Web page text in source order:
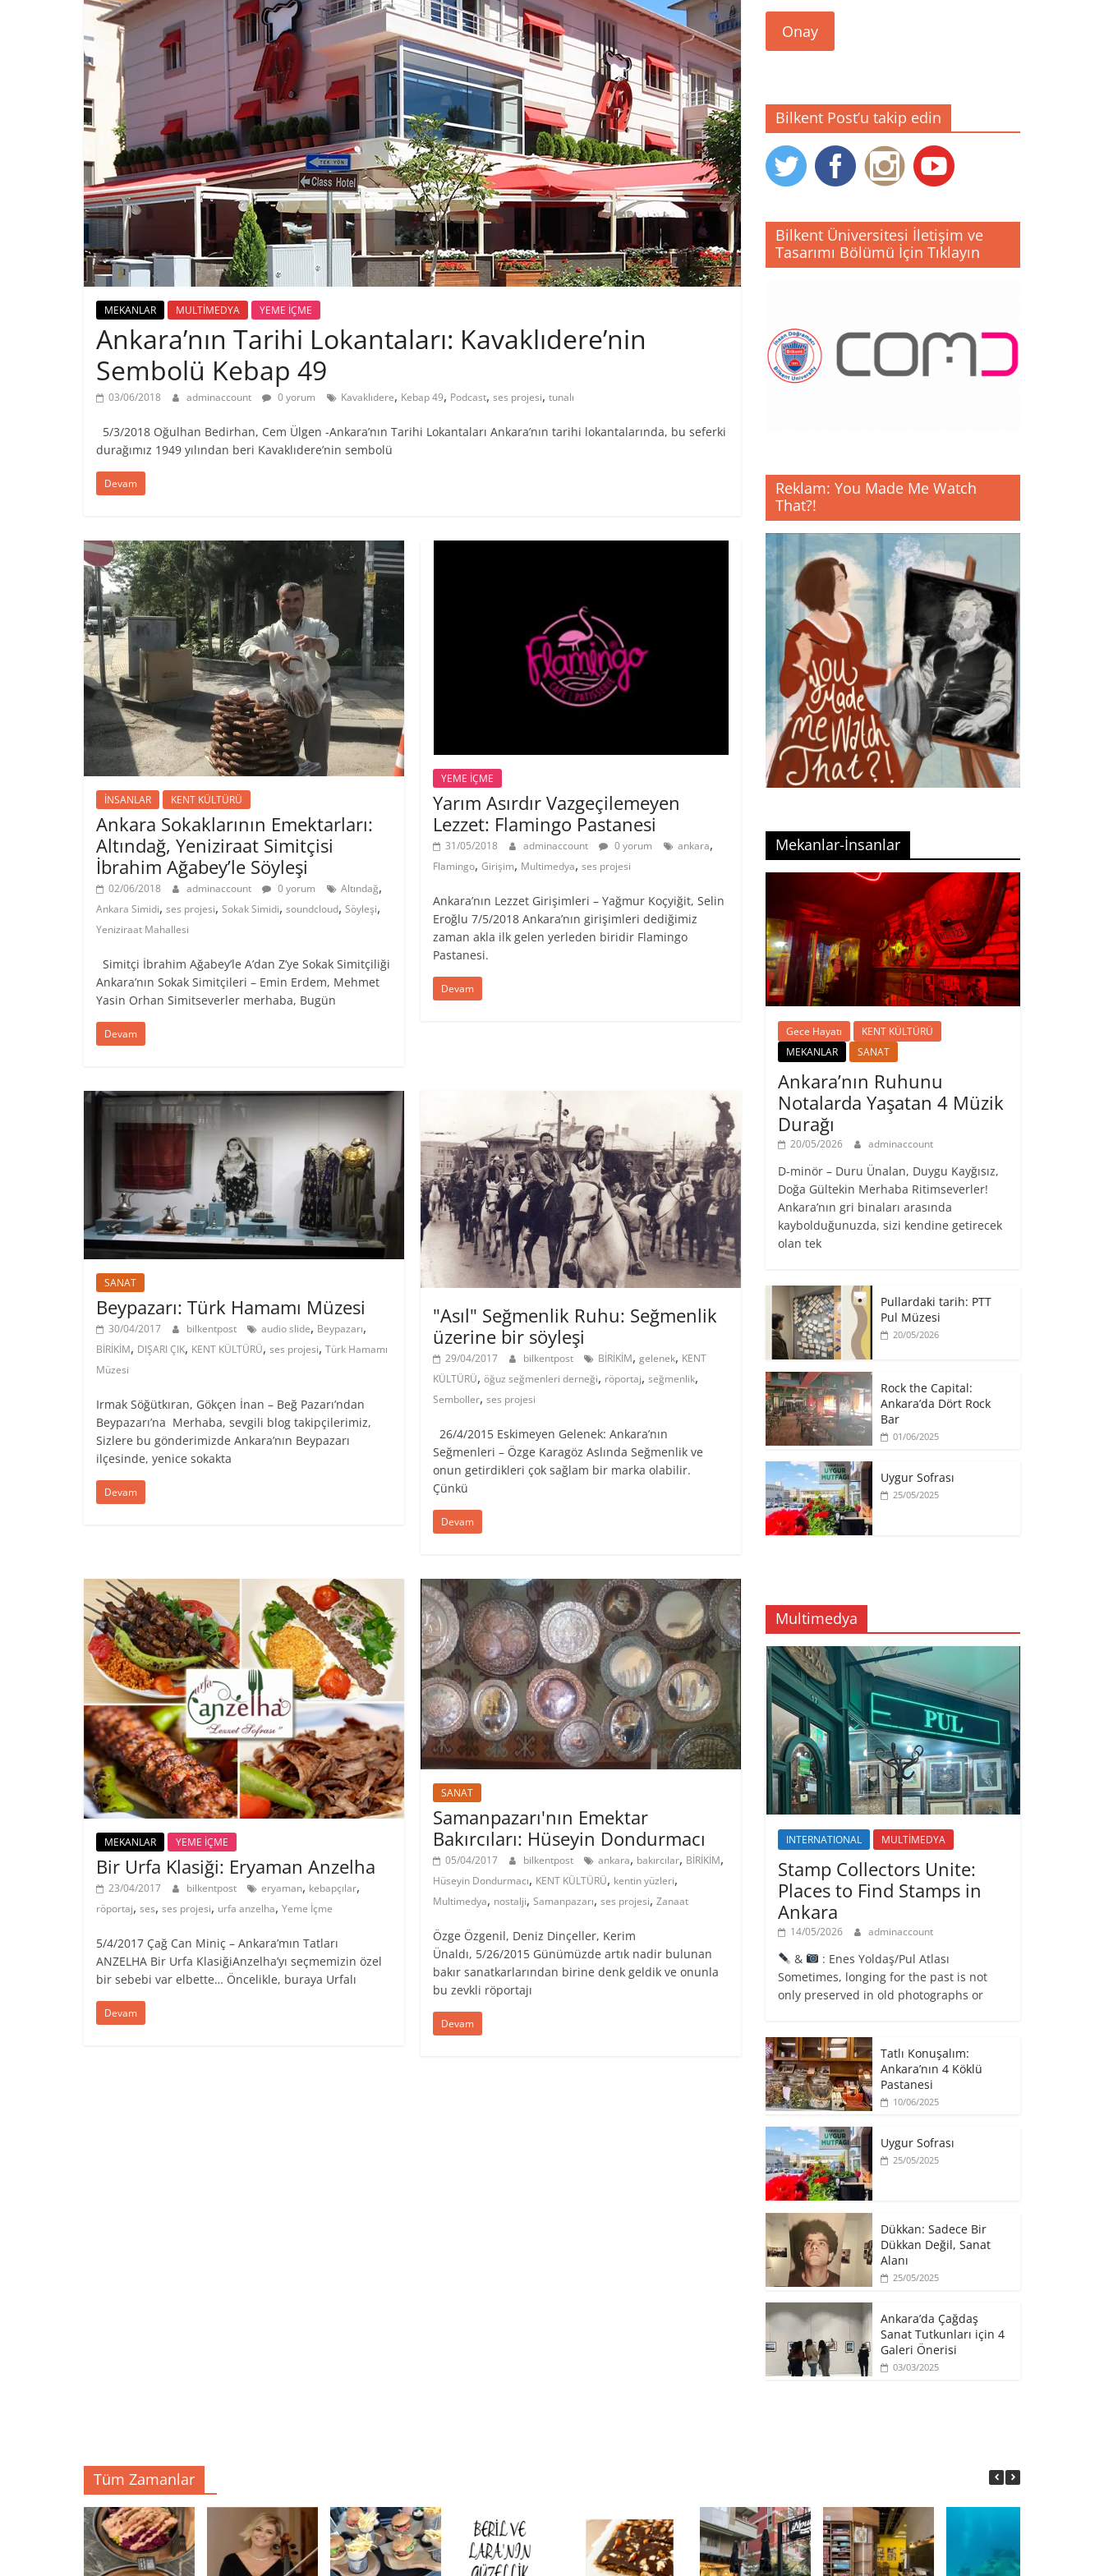
MEKANLAR MULTİMEDYA YEME İÇME
Ankara’nın Tarihi Lokantaları: Kavaklıdere’nin
Sembolü Kebap 49
03/06/2018 adminaccount 0 yorum Kavaklıdere, Kebap 49, Podcast, ses projesi, tunalı
5/3/2018 Oğulhan Bedirhan, Cem Ülgen -Ankara’nın Tarihi Lokantaları Ankara’nın tarihi lokantalarında, bu seferki
durağımız 1949 yılından beri Kavaklıdere’nin sembolü
Devam
İNSANLAR KENT KÜLTÜRÜ
Ankara Sokaklarının Emektarları:
Altındağ, Yeniziraat Simitçisi
İbrahim Ağabey’le Söyleşi
02/06/2018 adminaccount 0 yorum Altındağ,
Ankara Simidi, ses projesi, Sokak Simidi, soundcloud, Söyleşi,
Yeniziraat Mahallesi
Simitçi İbrahim Ağabey’le A’dan Z’ye Sokak Simitçiliği
Ankara’nın Sokak Simitçileri – Emin Erdem, Mehmet
Yasin Orhan Simitseverler merhaba, Bugün
Devam
YEME İÇME
Yarım Asırdır Vazgeçilemeyen
Lezzet: Flamingo Pastanesi
31/05/2018 adminaccount 0 yorum ankara,
Flamingo,Girişim, Multimedya,ses projesi
Ankara’nın Lezzet Girişimleri – Yağmur Koçyiğit, Selin
Eroğlu 7/5/2018 Ankara’nın girişimleri dediğimiz
zaman akla ilk gelen yerleden biridir Flamingo
Pastanesi.
Devam
SANAT
Beypazarı: Türk Hamamı Müzesi
30/04/2017 bilkentpost audio slide, Beypazarı,
BİRİKİM, DIŞARI ÇIK, KENT KÜLTÜRÜ, ses projesi, Türk Hamamı
Müzesi
Irmak Söğütkıran, Gökçen İnan – Beğ Pazarı’ndan
Beypazarı’na Merhaba, sevgili blog takipçilerimiz,
Sizlere bu gönderimizde Ankara’nın Beypazarı
ilçesinde, yenice sokakta
Devam
"Asıl" Seğmenlik Ruhu: Seğmenlik
üzerine bir söyleşi
29/04/2017 bilkentpost BİRİKİM,gelenek, KENT
KÜLTÜRÜ,öğuz seğmenleri derneği, röportaj,seğmenlik,
Semboller,ses projesi
26/4/2015 Eskimeyen Gelenek: Ankara’nın
Seğmenleri – Özge Karagöz Aslında Seğmenlik ve
onun getirdikleri çok sağlam bir marka olabilir.
Çünkü
Devam
MEKANLAR YEME İÇME
Bir Urfa Klasiği: Eryaman Anzelha
23/04/2017 bilkentpost eryaman, kebapçılar,
röportaj, ses, ses projesi, urfa anzelha, Yeme İçme
5/4/2017 Çağ Can Miniç – Ankara’mın Tatları
ANZELHA Bir Urfa KlasiğiAnzelha’yı seçmemizin özel
bir sebebi var elbette… Öncelikle, buraya Urfalı
Devam
SANAT
Samanpazarı'nın Emektar
Bakırcıları: Hüseyin Dondurmacı
05/04/2017 bilkentpost ankara, bakırcılar, BİRİKİM,
Hüseyin Dondurmacı, KENT KÜLTÜRÜ, kentin yüzleri,
Multimedya, nostalji,Samanpazarı,ses projesi,Zanaat
Özge Özgenil, Deniz Dinçeller, Kerim
Ünaldı, 5/26/2015 Günümüzde artık nadir bulunan
bakır sanatkarlarından birine denk geldik ve onunla
bu zevkli röportajı
Devam
Onay
Bilkent Post’u takip edin
Bilkent Üniversitesi İletişim ve
Tasarımı Bölümü İçin Tıklayın
Reklam: You Made Me Watch
That?!
Mekanlar-İnsanlar
Gece Hayatı
KENT KÜLTÜRÜ
MEKANLAR
SANAT
Ankara’nın Ruhunu
Notalarda Yaşatan 4 Müzik
Durağı
20/05/2026 adminaccount
D-minör – Duru Ünalan, Duygu Kayğısız,
Doğa Gültekin Merhaba Ritimseverler!
Ankara’nın gri binaları arasında
kaybolduğunuzda, sizi kendine getirecek
olan tek
Pullardaki tarih: PTT
Pul Müzesi
20/05/2026
Rock the Capital:
Ankara’da Dört Rock
Bar
01/06/2025
Uygur Sofrası
25/05/2025
Multimedya
INTERNATIONAL MULTİMEDYA
Stamp Collectors Unite:
Places to Find Stamps in
Ankara
14/05/2026 adminaccount
&
: Enes Yoldaş/Pul Atlası
Sometimes, longing for the past is not
only preserved in old photographs or
Tatlı Konuşalım:
Ankara’nın 4 Köklü
Pastanesi
10/06/2025
Uygur Sofrası
25/05/2025
​Dükkan: Sadece Bir
Dükkan Değil, Sanat
Alanı
25/05/2025
Ankara’da Çağdaş
Sanat Tutkunları için 4
Galeri Önerisi
03/03/2025
Tüm Zamanlar